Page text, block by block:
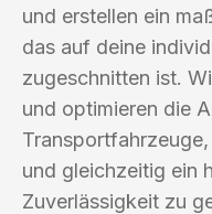
und erstellen ein
das auf deine
zugeschnitten ist.
und optimieren die
und gleichzeitig ein
Zuverlässigkeit zu